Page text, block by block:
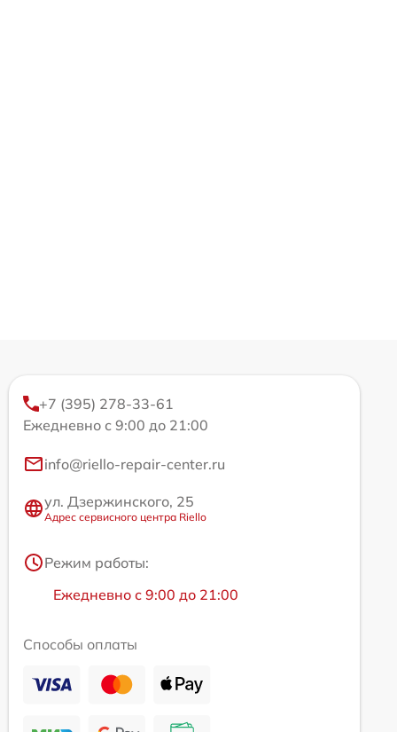
+7 (395) 278-33-61
Ежедневно с 9:00 до 21:00
info@riello-repair-center.ru
ул. Дзержинского, 25
Адрес сервисного центра Riello
Режим работы:
Ежедневно с 9:00 до 21:00
Способы оплаты